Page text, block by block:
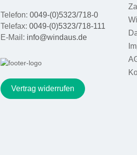
Telefon: 0049-(0)5323/718-0
Telefax: 0049-(0)5323/718-111
E-Mail: info@windaus.de
Vertrag widerrufen